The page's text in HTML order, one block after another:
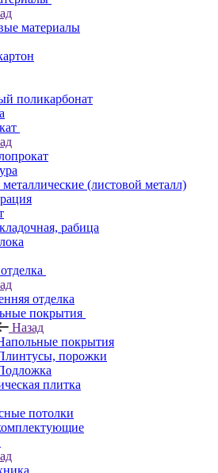
материалы
поликарбонат
(листовой металл)
рабица
отделка
покрытия
Назад
покрытия
порожки
плитка
потолки